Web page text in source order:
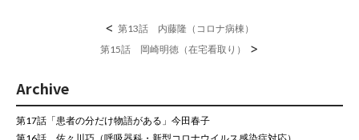
< 第13話 内藤隆（コロナ病棟）
第15話 岡崎明徳（在宅看取り）
>
Archive
第17話「患者の分だけ物語がある」今田春子